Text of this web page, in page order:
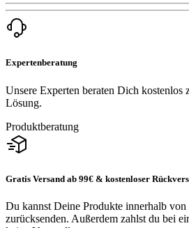
Expertenberatung
Unsere Experten beraten Dich kostenlos
Lösung.
Produktberatung
Gratis Versand ab 99€ & kostenloser
Du kannst Deine Produkte innerhalb von
zurücksenden. Außerdem zahlst du bei